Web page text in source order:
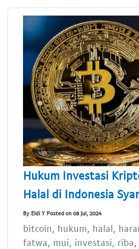
Hukum Investasi
Halal di Indonesia
By Eldi Y Posted on 08 Jul, 2024
bitcoin, hukum, halal,
fatwa, mui, investasi, riba,